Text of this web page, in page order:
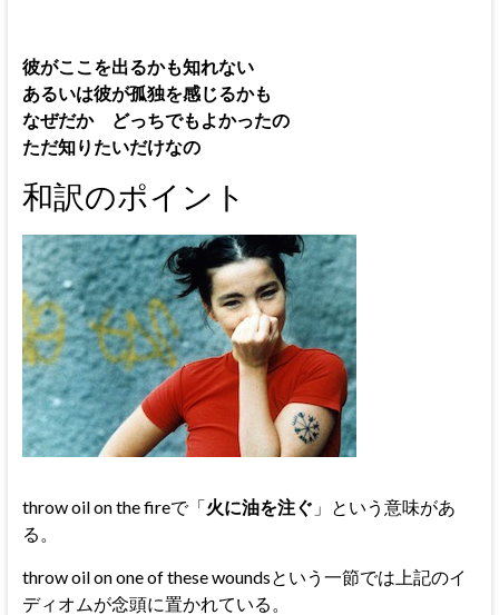
彼がここを出るかも知れない
あるいは彼が孤独を感じるかも
なぜだか どっちでもよかったの
ただ知りたいだけなの
和訳のポイント
throw oil on the fireで「火に油を注ぐ 」という意味があ
る。
throw oil on one of these woundsという一節では上記のイ
ディオムが念頭に置かれている。